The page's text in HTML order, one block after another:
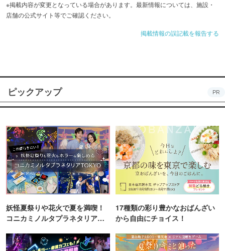
※掲載内容が変更となっている場合があります。最新情報については、施設・
店舗の公式サイト等でご確認ください。
掲載情報の誤記載を報告する
ピックアップ PR
妖怪夏祭りや花火で夏を満喫！
コニカミノルタプラネタリア
17種類の彩り豊かなおばんざい
から自由にチョイス！